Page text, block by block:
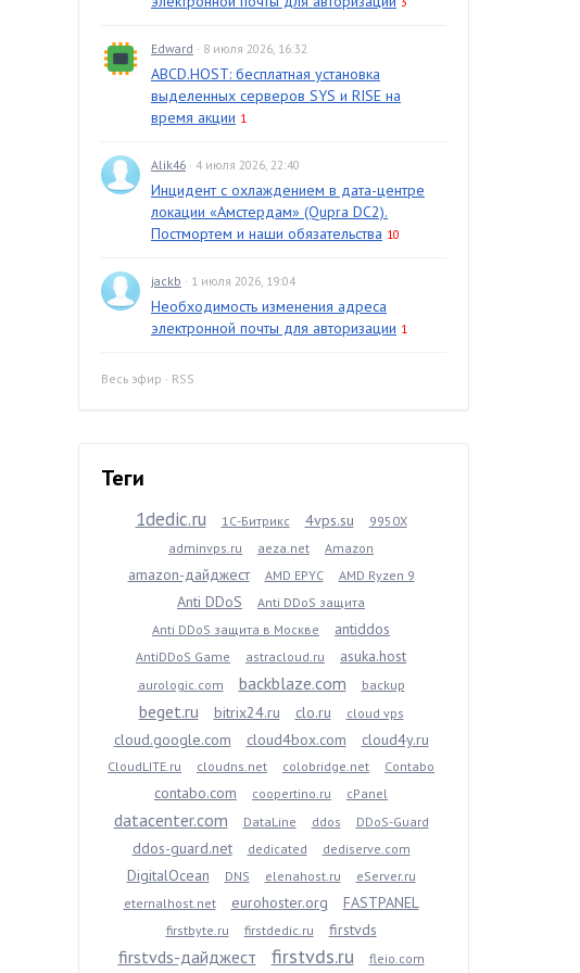
Edward · 8 июля 2026, 16:32
ABCD.HOST: бесплатная установка
выделенных серверов SYS и RISE на
время акции 1
Alik46 · 4 июля 2026, 22:40
Инцидент с охлаждением в дата-центре
локации «Амстердам» (Qupra DC2).
Постмортем и наши обязательства 10
jackb · 1 июля 2026, 19:04
Необходимость изменения адреса
электронной почты для авторизации 1
Весь эфир · RSS
Теги
1dedic.ru 1С-Битрикс 4vps.su
9950X
adminvps.ru
aeza.net Amazon
amazon-дайджест AMD EPYC AMD Ryzen 9
Anti DDoS
Anti DDoS защита
Anti DDoS защита в Москве
antiddos
AntiDDoS Game astracloud.ru asuka.host
aurologic.com backblaze.com backup
beget.ru bitrix24.ru clo.ru cloud vps
cloud.google.com cloud4box.com cloud4y.ru
CloudLITE.ru cloudns.net colobridge.net Contabo
contabo.com coopertino.ru cPanel
datacenter.com DataLine ddos DDoS-Guard
ddos-guard.net dedicated dediserve.com
DigitalOcean DNS elenahost.ru
eServer.ru
eternalhost.net
eurohoster.org FASTPANEL
firstbyte.ru firstdedic.ru firstvds
firstvds-дайджест firstvds.ru fleio.com